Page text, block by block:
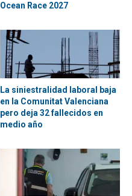
Ocean Race 2027
La siniestralidad laboral baja
en la Comunitat Valenciana
pero deja 32 fallecidos en
medio año